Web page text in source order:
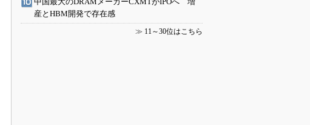
産とHBM開発で存在感
≫ 11～30位はこちら